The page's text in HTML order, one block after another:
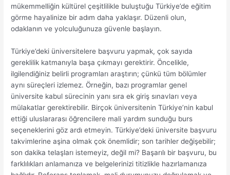
mükemmelliğin kültürel çeşitlilikle buluştuğu Türkiye’de eğitim
görme hayalinize bir adım daha yaklaşır. Düzenli olun,
odaklanın ve yolculuğunuza güvenle başlayın.
Türkiye’deki üniversitelere başvuru yapmak, çok sayıda
gereklilik katmanıyla başa çıkmayı gerektirir. Öncelikle,
ilgilendiğiniz belirli programları araştırın; çünkü tüm bölümler
aynı süreçleri izlemez. Örneğin, bazı programlar genel
üniversite kabul sürecinin yanı sıra ek giriş sınavları veya
mülakatlar gerektirebilir. Birçok üniversitenin Türkiye’nin kabul
ettiği uluslararası öğrencilere mali yardım sunduğu burs
seçeneklerini göz ardı etmeyin. Türkiye’deki üniversite başvuru
takvimlerine aşina olmak çok önemlidir; son tarihler değişebilir;
son dakika telaşları istemeyiz, değil mi? Başarılı bir başvuru, bu
farklılıkları anlamanıza ve belgelerinizi titizlikle hazırlamanıza